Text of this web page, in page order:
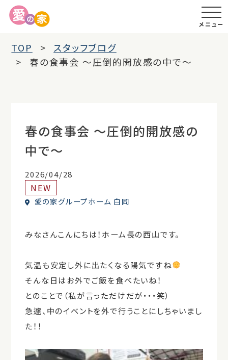
メニュー
TOP
スタッフブログ
春の食事会 ～圧倒的開放感の中で～
春の食事会 ～圧倒的開放感の
中で～
2026/04/28
NEW
愛の家グループホーム 白岡
みなさんこんにちは！ホーム長の西山です。
気温も安定し外に出たくなる陽気ですね
そんな日はお外でご飯を食べたいね！
とのことで（私が言っただけだが・・・笑）
急遽、中のイベントを外で行うことにしちゃいまし
た！！